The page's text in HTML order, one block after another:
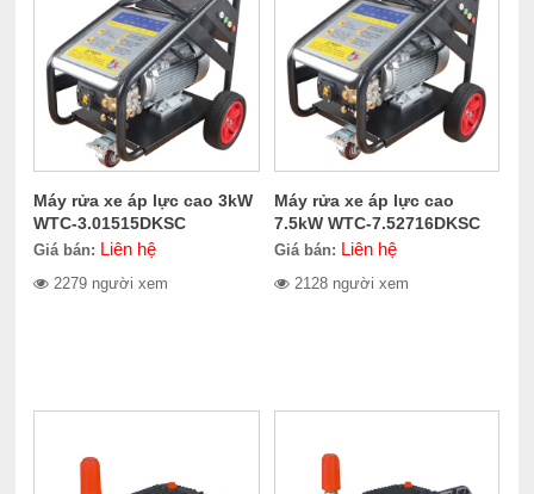
Máy rửa xe áp lực cao 3kW
WTC-3.01515DKSC
Giá bán: Liên hệ
2279 người xem
Máy rửa xe áp lực cao
7.5kW WTC-7.52716DKSC
Giá bán: Liên hệ
2128 người xem